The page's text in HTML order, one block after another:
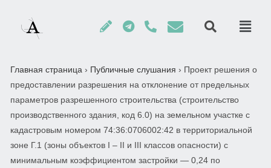
Главная страница › Публичные слушания › Проект решения о
предоставлении разрешения на отклонение от предельных
параметров разрешенного строительства (строительство
производственного здания, код 6.0) на земельном участке с
кадастровым номером 74:36:0706002:42 в территориальной
зоне Г.1 (зоны объектов I – II и III классов опасности) с
минимальным коэффициентом застройки — 0,24 по